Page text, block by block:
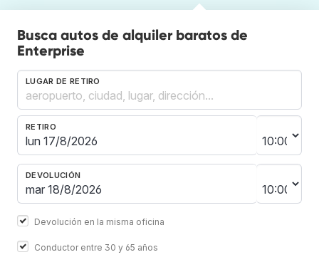
Busca autos de alquiler baratos de
Enterprise
LUGAR DE RETIRO
RETIRO
DEVOLUCIÓN
Devolución en la misma oficina
Conductor entre 30 y 65 años